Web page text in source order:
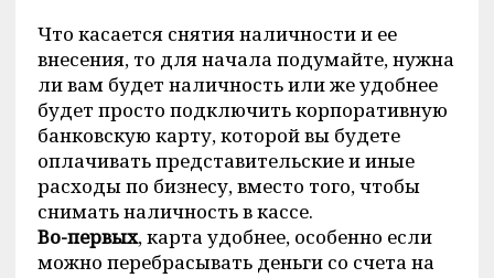
Что касается снятия наличности и ее
внесения, то для начала подумайте, нужна
ли вам будет наличность или же удобнее
будет просто подключить корпоративную
банковскую карту, которой вы будете
оплачивать представительские и иные
расходы по бизнесу, вместо того, чтобы
снимать наличность в кассе.
Во-первых, карта удобнее, особенно если
можно перебрасывать деньги со счета на